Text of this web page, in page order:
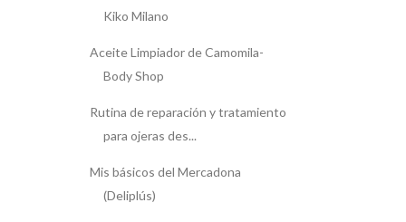
Kiko Milano
Aceite Limpiador de Camomila-
Body Shop
Rutina de reparación y tratamiento
para ojeras des...
Mis básicos del Mercadona
(Deliplús)